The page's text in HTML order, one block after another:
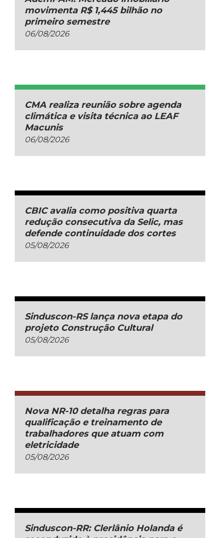
movimenta R$ 1,445 bilhão no
primeiro semestre
06/08/2026
CMA realiza reunião sobre agenda
climática e visita técnica ao LEAF
Macunis
06/08/2026
CBIC avalia como positiva quarta
redução consecutiva da Selic, mas
defende continuidade dos cortes
05/08/2026
Sinduscon-RS lança nova etapa do
projeto Construção Cultural
05/08/2026
Nova NR-10 detalha regras para
qualificação e treinamento de
trabalhadores que atuam com
eletricidade
05/08/2026
Sinduscon-RR: Clerlânio Holanda é